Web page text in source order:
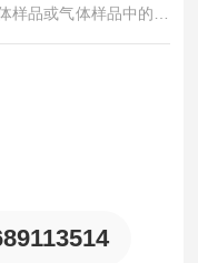
品或气体样品中的汞